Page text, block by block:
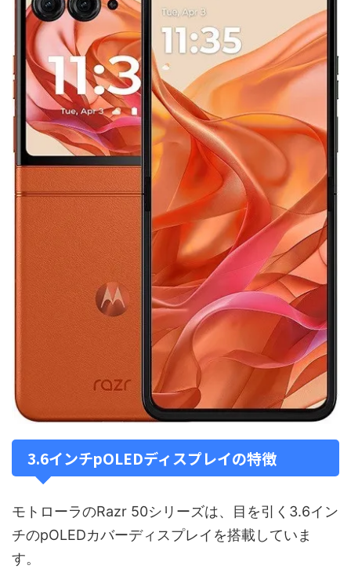
3.6インチpOLEDディスプレイの特徴
モトローラのRazr 50シリーズは、目を引く3.6イン
チのpOLEDカバーディスプレイを搭載していま
す。